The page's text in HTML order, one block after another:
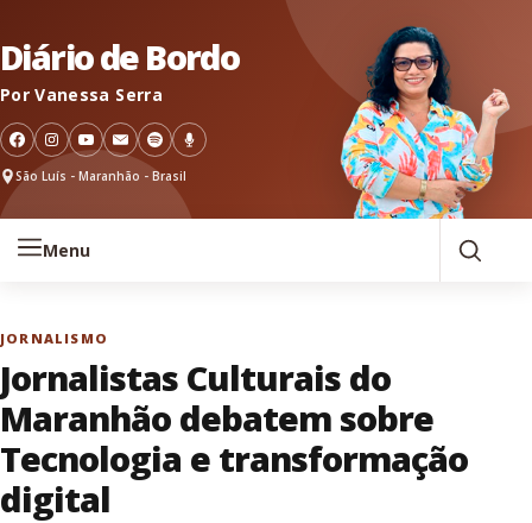
Diário de Bordo
Por Vanessa Serra
São Luís - Maranhão - Brasil
Menu
JORNALISMO
Jornalistas Culturais do
Maranhão debatem sobre
Tecnologia e transformação
digital